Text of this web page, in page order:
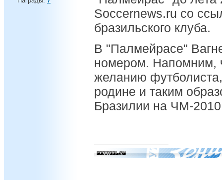
Soccernews.ru со
бразильского клуба.
В "Палмейрасе"
номером. Напомним,
желанию футболиста,
родине и таким
Бразилии на ЧМ-